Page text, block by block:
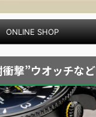
ONLINE SHOP
撃”ウオッチなど